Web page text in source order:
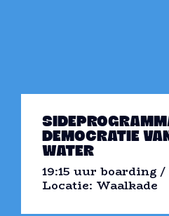
DEMOCRATIE
WATER
19:15 uur boarding
Locatie: Waalkade